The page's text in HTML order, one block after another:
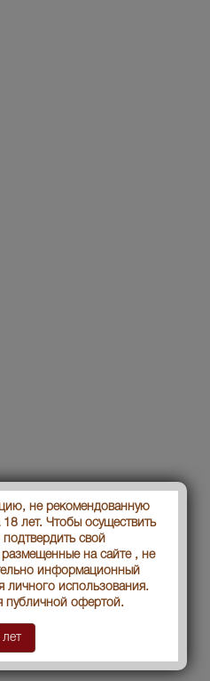
не рекомендованную
лет. Чтобы осуществить
свой
на сайте , не
информационный
личного использования.
публичной офертой.
Мне больше 18 лет